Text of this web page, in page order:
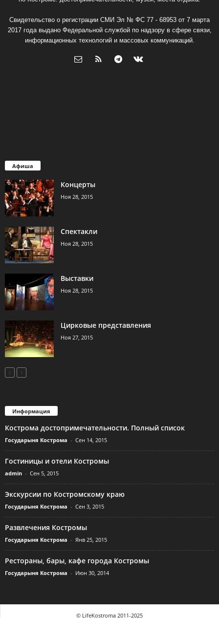
Свидетельство о регистрации СМИ Эл № ФС 77 - 68953 от 7 марта
2017 года выдано Федеральной службой по надзору в сфере связи,
информационных технологий и массовых коммуникаций.
Афиша
Концерты
Ноя 28, 2015
Спектакли
Ноя 28, 2015
Выставки
Ноя 28, 2015
Цирковые представления
Ноя 27, 2015
Информация
Кострома достопримечательности. Полный список
Государыня Кострома - Сен 14, 2015
Гостиницы и отели Костромы
admin - Сен 5, 2015
Экскурсии по Костромскому краю
Государыня Кострома - Сен 3, 2015
Развлечения Костромы
Государыня Кострома - Янв 25, 2015
Рестораны, бары, кафе города Костромы
Государыня Кострома - Июн 30, 2014
© LifeKostroma 2011-2025